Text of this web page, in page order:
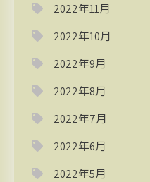
2022年11月
2022年10月
2022年9月
2022年8月
2022年7月
2022年6月
2022年5月